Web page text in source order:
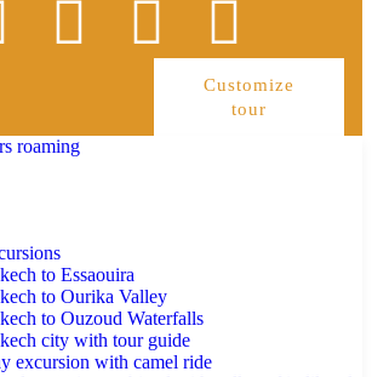
Customize
tour
to Essaouira
to Ourika Valley
to Ouzoud Waterfalls
city with tour guide
excursion with camel ride